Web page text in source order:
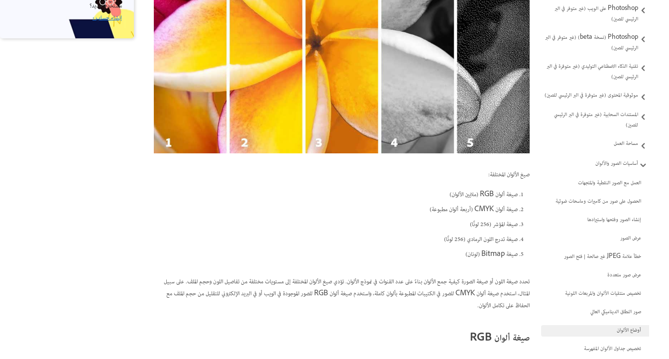
Photoshop على الويب (غير متوفر في البر
الرئيسي للصين)
Photoshop (نسخة beta) (غير متوفر في البر
الرئيسي للصين)
تقنية الذكاء الاصطناعي التوليدي (غير متوفرة في البر
الرئيسي للصين)
موثوقية المحتوى (غير متوفرة في البر الرئيسي للصين)
المستندات السحابية (غير متوفرة في البر الرئيسي
للصين)
مساحة العمل
أساسيات الصور والألوان
العمل مع الصور النقطية والمتجهات
الحصول على صور من كاميرات وماسحات ضوئية
إنشاء الصور وفتحها واستيرادها
عرض الصور
خطأ علامة JPEG غير صالحة | فتح الصور
عرض صور متعددة
تخصيص منتقيات الألوان والمربعات اللونية
صور النطاق الديناميكي العالي
أوضاع الألوان
تخصيص جداول الألوان المفهرسة
صيغ الألوان المختلفة:
صيغة ألوان RGB (ملايين الألوان)
صيغة ألوان CMYK (أربعة ألوان مطبوعة)
صيغة المؤشر (256 لونًا)
صيغة تدرج اللون الرمادي (256 لونًا)
صيغة Bitmap (لونان)
تحدد صيغة اللون أو صيغة الصورة كيفية جمع الألوان بناءً على عدد القنوات في نموذج الألوان. تؤدي صيغ الألوان المختلفة إلى مستويات مختلفة من تفاصيل اللون وحجم الملف. على سبيل
المثال، استخدم صيغة ألوان CMYK للصور في الكتيبات المطبوعة بألوان كاملة، واستخدم صيغة ألوان RGB للصور الموجودة في الويب أو في البريد الإلكتروني للتقليل من حجم الملف مع
الحفاظ على تكامل الألوان.
صيغة ألوان RGB
مستخدم جديد؟
إنشاء حساب ›